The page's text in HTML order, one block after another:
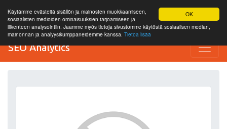
OK
Käytämme evästeitä sisällön ja mainosten muokkaamiseen,
sosiaalisten medioiden ominaisuuksien tarjoamiseen ja
liikenteen analysointiin. Jaamme myös tietoja sivustomme käytöstä sosiaalisen median,
mainonnan ja analyysikumppaneidemme kanssa. Tietoa lisää
SEO Analytics